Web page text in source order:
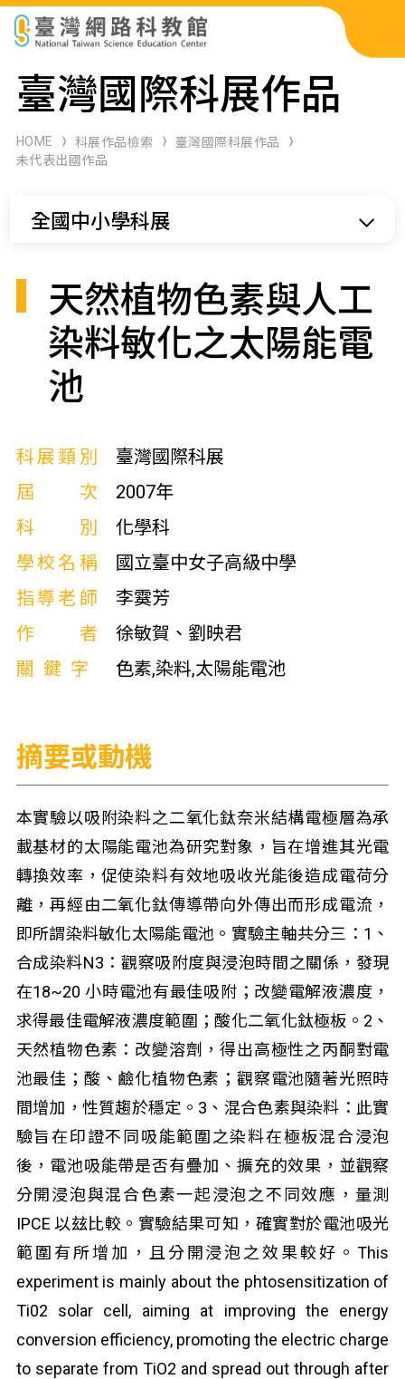
科展作品檢索
科學研習月刊
臺灣國際科展作品
HOME 科展作品檢索
臺灣國際科展作品
未代表出國作品
全國中小學科展
天然植物色素與人工
染料敏化之太陽能電
池
科展類別
臺灣國際科展
屆次
2007年
科別
化學科
學校名稱
國立臺中女子高級中學
指導老師
李霙芳
作者
徐敏賀、劉映君
關鍵字
色素,染料,太陽能電池
摘要或動機
本實驗以吸附染料之二氧化鈦奈米結構電極層為承
載基材的太陽能電池為研究對象，旨在增進其光電
轉換效率，促使染料有效地吸收光能後造成電荷分
離，再經由二氧化鈦傳導帶向外傳出而形成電流，
即所謂染料敏化太陽能電池。實驗主軸共分三：1、
合成染料N3：觀察吸附度與浸泡時間之關係，發現
在18~20 小時電池有最佳吸附；改變電解液濃度，
求得最佳電解液濃度範圍；酸化二氧化鈦極板。2、
天然植物色素：改變溶劑，得出高極性之丙酮對電
池最佳；酸、鹼化植物色素；觀察電池隨著光照時
間增加，性質趨於穩定。3、混合色素與染料：此實
驗旨在印證不同吸能範圍之染料在極板混合浸泡
後，電池吸能帶是否有疊加、擴充的效果，並觀察
分開浸泡與混合色素一起浸泡之不同效應，量測
IPCE 以玆比較。實驗結果可知，確實對於電池吸光
範圍有所增加，且分開浸泡之效果較好。This
experiment is mainly about the phtosensitization of
Ti02 solar cell, aiming at improving the energy
conversion efficiency, promoting the electric charge
to separate from TiO2 and spread out through after